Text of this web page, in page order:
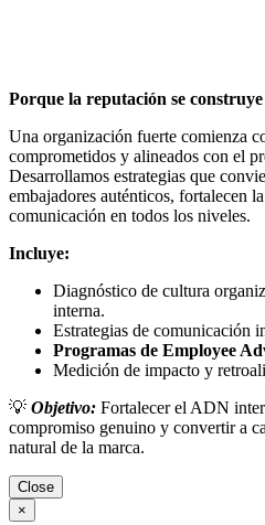
Porque la reputación se
Una organización fuerte comienza
comprometidos y alineados con el
Desarrollamos estrategias que
embajadores auténticos, fortalecen
comunicación en todos los niveles.
Incluye:
Diagnóstico de cultura
interna.
Estrategias de comunicación
Programas de Employee
Medición de impacto y
💡 Objetivo: Fortalecer el ADN
compromiso genuino y convertir a
natural de la marca.
Close
×